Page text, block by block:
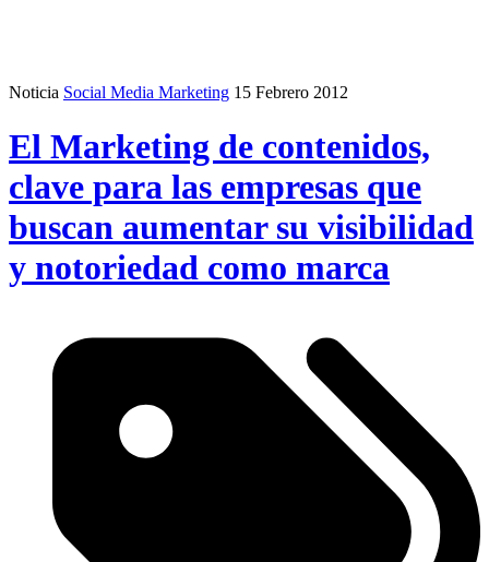
Noticia Social Media Marketing 15 Febrero 2012
El Marketing de contenidos,
clave para las empresas que
buscan aumentar su visibilidad
y notoriedad como marca